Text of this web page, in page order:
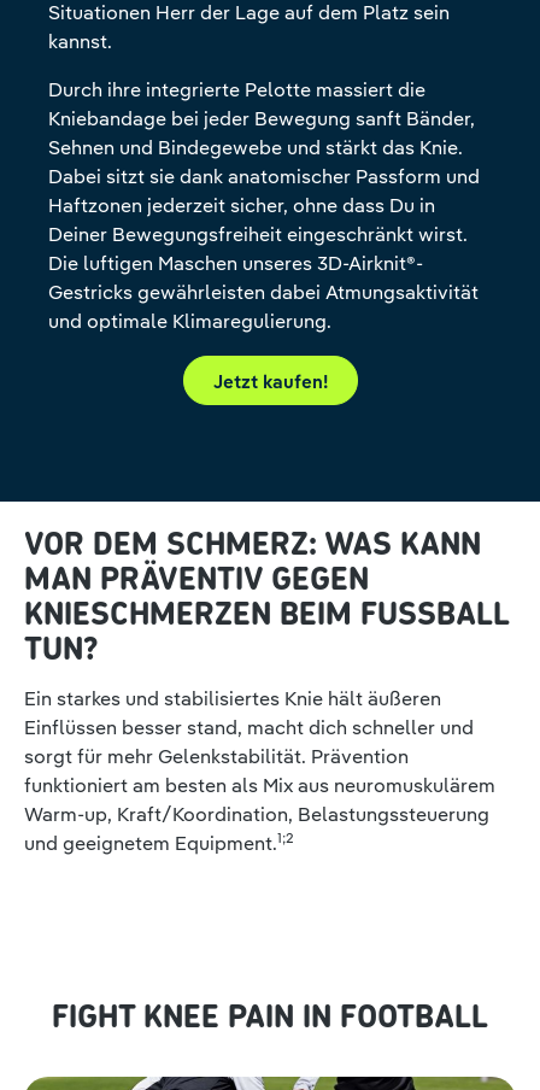
Situationen Herr der Lage auf dem Platz sein
kannst.
Durch ihre integrierte Pelotte massiert die
Kniebandage bei jeder Bewegung sanft Bänder,
Sehnen und Bindegewebe und stärkt das Knie.
Dabei sitzt sie dank anatomischer Passform und
Haftzonen jederzeit sicher, ohne dass Du in
Deiner Bewegungsfreiheit eingeschränkt wirst.
Die luftigen Maschen unseres 3D-Airknit®-
Gestricks gewährleisten dabei Atmungsaktivität
und optimale Klimaregulierung.
Jetzt kaufen!
VOR DEM SCHMERZ: WAS KANN
MAN PRÄVENTIV GEGEN
KNIESCHMERZEN BEIM FUSSBALL T
UN?
Ein starkes und stabilisiertes Knie hält äußeren
Einflüssen besser stand, macht dich schneller und
sorgt für mehr Gelenkstabilität. Prävention
funktioniert am besten als Mix aus neuromuskulärem
Warm-up, Kraft/Koordination, Belastungssteuerung
und geeignetem Equipment.1;2
FIGHT KNEE PAIN IN FOOTBALL